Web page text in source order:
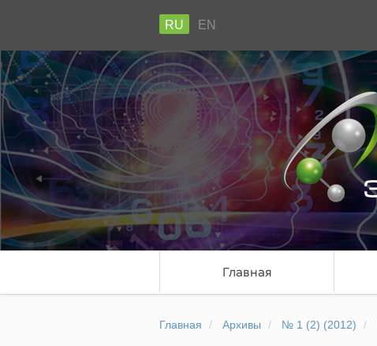
RU EN
Главная
Главная Архивы № 1 (2) (2012)